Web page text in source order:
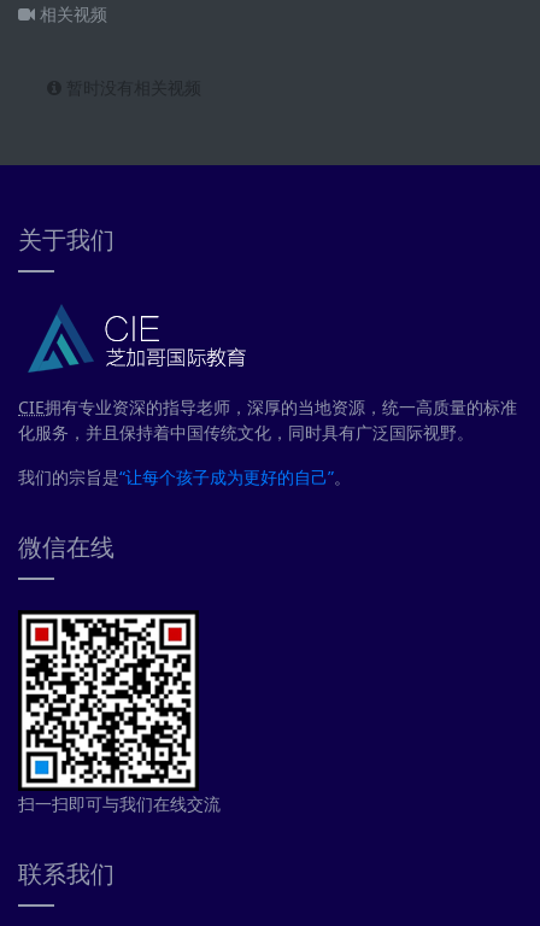
相关视频
关于我们
CIE拥有专业资深的指导老师，深厚的当地资源，统一高质量的标准
化服务，并且保持着中国传统文化，同时具有广泛国际视野。
我们的宗旨是“让每个孩子成为更好的自己”。
微信在线
扫一扫即可与我们在线交流
联系我们